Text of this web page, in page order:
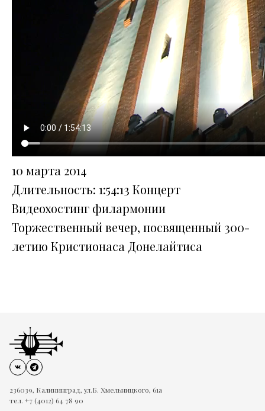
10 марта 2014
Длительность: 1:54:13 Концерт
Видеохостинг филармонии
Торжественный вечер, посвященный 300-
летию Кристионаса Донелайтиса
236039, Калининград, ул.Б. Хмельницкого, 61а
тел. +7 (4012) 64 78 90